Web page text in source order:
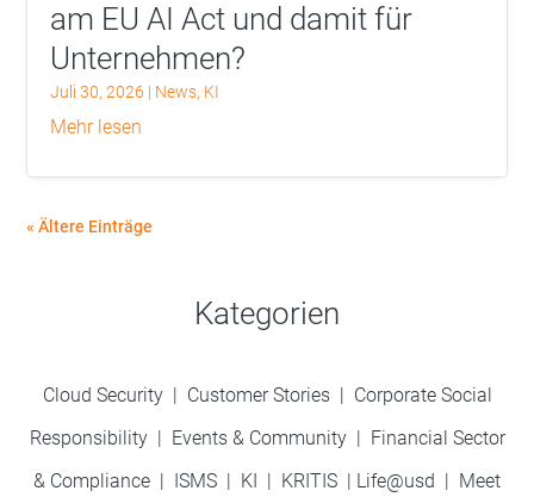
am EU AI Act und damit für
Unternehmen?
Juli 30, 2026 | News, KI
mehr lesen
« Ältere Einträge
Kategorien
Cloud Security | Customer Stories| Corporate Social
Responsibility| Events & Community | Financial Sector
& Compliance | ISMS | KI | KRITIS | Life@usd | Meet